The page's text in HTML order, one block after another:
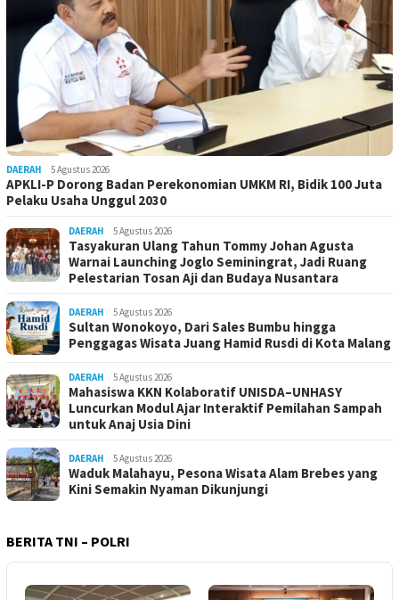
DAERAH 5 Agustus 2026
APKLI-P Dorong Badan Perekonomian UMKM RI, Bidik 100 Juta
Pelaku Usaha Unggul 2030
DAERAH 5 Agustus 2026
Tasyakuran Ulang Tahun Tommy Johan Agusta
Warnai Launching Joglo Seminingrat, Jadi Ruang
Pelestarian Tosan Aji dan Budaya Nusantara
DAERAH 5 Agustus 2026
Sultan Wonokoyo, Dari Sales Bumbu hingga
Penggagas Wisata Juang Hamid Rusdi di Kota Malang
DAERAH 5 Agustus 2026
Mahasiswa KKN Kolaboratif UNISDA–UNHASY
Luncurkan Modul Ajar Interaktif Pemilahan Sampah
untuk Anaj Usia Dini
DAERAH 5 Agustus 2026
Waduk Malahayu, Pesona Wisata Alam Brebes yang
Kini Semakin Nyaman Dikunjungi
BERITA TNI – POLRI